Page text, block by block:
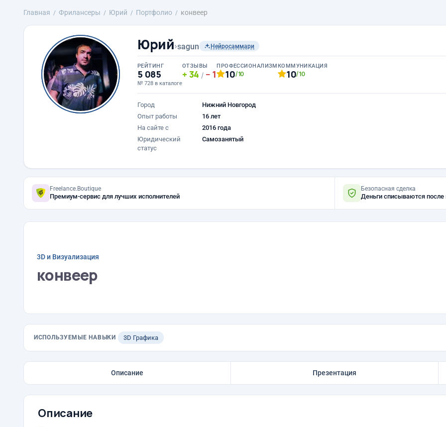
Главная Фрилансеры Юрий Портфолио конвеер
Юрий›sagun Нейросаммари
РЕЙТИНГ
5 085
№ 728 в каталоге
ОТЗЫВЫ
34 / 1
ПРОФЕССИОНАЛИЗМ
10/10
КОММУНИКАЦИЯ
10/10
Город
Нижний Новгород
Опыт работы
16 лет
На сайте с
2016 года
Юридический
статус
Самозанятый
Freelance.Boutique
Премиум-сервис для лучших исполнителей
Безопасная сделка
Деньги списываются после
3D и Визуализация
конвеер
ИСПОЛЬЗУЕМЫЕ НАВЫКИ 3D Графика
Описание Презентация
Описание